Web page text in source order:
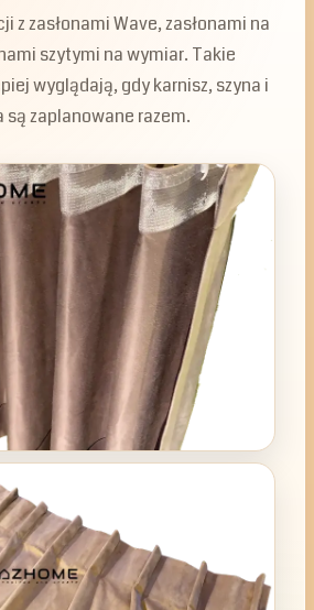
z zasłonami Wave, zasłonami na
szytymi na wymiar. Takie
wyglądają, gdy karnisz, szyna i
są zaplanowane razem.